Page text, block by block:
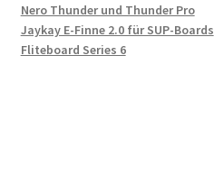
Nero Thunder und Thunder Pro
Jaykay E-Finne 2.0 für SUP-Boards
Fliteboard Series 6